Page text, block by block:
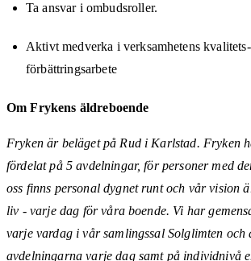
Ta ansvar i ombudsroller.
Aktivt medverka i verksamhetens
förbättringsarbete
Om Frykens äldreboende
Fryken är beläget på Rud i Karlstad. Fryken
fördelat på 5 avdelningar, för personer med
oss finns personal dygnet runt och vår vision
liv - varje dag för våra boende. Vi har
varje vardag i vår samlingssal Solglimten och
avdelningarna varje dag samt på individnivå